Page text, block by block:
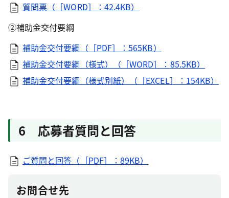
質問票（［WORD］：42.4KB）
②補助金交付要綱
補助金交付要綱（［PDF］：565KB）
補助金交付要綱（様式）（［WORD］：85.5KB）
補助金交付要綱（様式別紙）（［EXCEL］：154KB）
6 応募者質問と回答
ご質問と回答（［PDF］：89KB）
お問合せ先